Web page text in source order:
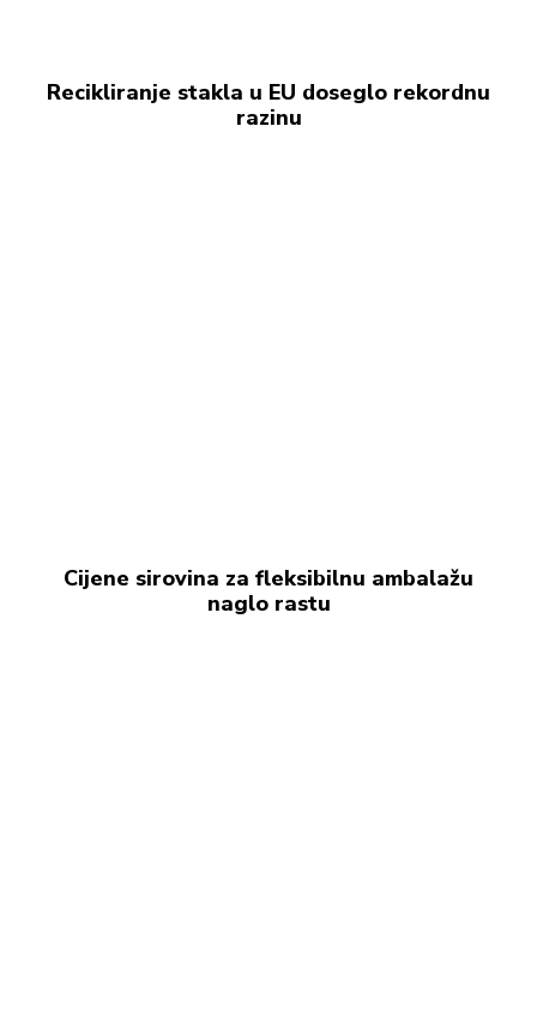
Recikliranje stakla u EU doseglo rekordnu
razinu
Cijene sirovina za fleksibilnu ambalažu
naglo rastu